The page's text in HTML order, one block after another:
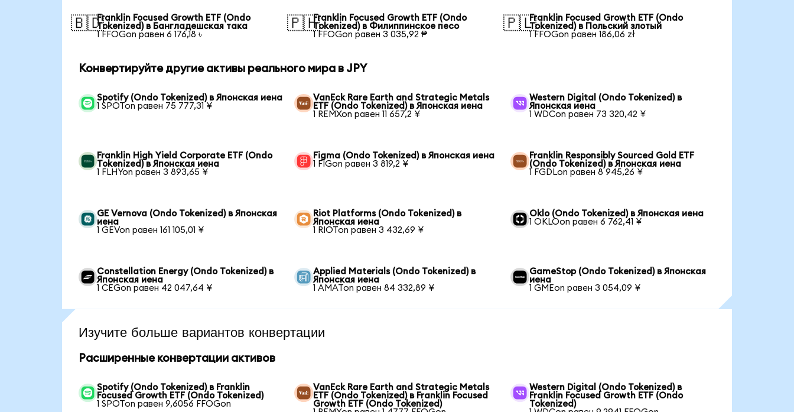
🇧🇩Franklin Focused Growth ETF (Ondo
Tokenized) в Бангладешская така
1 FFOGon равен 6 176,18 ৳
🇵🇭Franklin Focused Growth ETF (Ondo
Tokenized) в Филиппинское песо
1 FFOGon равен 3 035,92 ₱
🇵🇱Franklin Focused Growth ETF (Ondo
Tokenized) в Польский злотый
1 FFOGon равен 186,06 zł
Конвертируйте другие активы реального мира в JPY
Spotify (Ondo Tokenized) в Японская иена
1 SPOTon равен 75 777,31 ¥
VanEck Rare Earth and Strategic Metals
ETF (Ondo Tokenized) в Японская иена
1 REMXon равен 11 657,2 ¥
Western Digital (Ondo Tokenized) в
Японская иена
1 WDCon равен 73 320,42 ¥
Franklin High Yield Corporate ETF (Ondo
Tokenized) в Японская иена
1 FLHYon равен 3 893,65 ¥
Figma (Ondo Tokenized) в Японская иена
1 FIGon равен 3 819,2 ¥
Franklin Responsibly Sourced Gold ETF
(Ondo Tokenized) в Японская иена
1 FGDLon равен 8 945,26 ¥
GE Vernova (Ondo Tokenized) в Японская
иена
1 GEVon равен 161 105,01 ¥
Riot Platforms (Ondo Tokenized) в
Японская иена
1 RIOTon равен 3 432,69 ¥
Oklo (Ondo Tokenized) в Японская иена
1 OKLOon равен 6 762,41 ¥
Constellation Energy (Ondo Tokenized) в
Японская иена
1 CEGon равен 42 047,64 ¥
Applied Materials (Ondo Tokenized) в
Японская иена
1 AMATon равен 84 332,89 ¥
GameStop (Ondo Tokenized) в Японская
иена
1 GMEon равен 3 054,09 ¥
Изучите больше вариантов конвертации
Расширенные конвертации активов
Spotify (Ondo Tokenized) в Franklin
Focused Growth ETF (Ondo Tokenized)
1 SPOTon равен 9,6056 FFOGon
VanEck Rare Earth and Strategic Metals
ETF (Ondo Tokenized) в Franklin Focused
Growth ETF (Ondo Tokenized)
Western Digital (Ondo Tokenized) в
Franklin Focused Growth ETF (Ondo
Tokenized)